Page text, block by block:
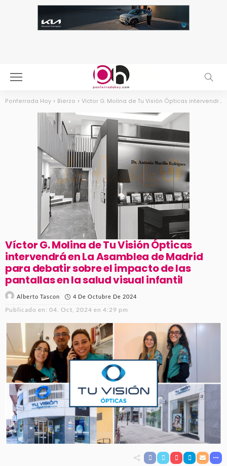
Ponferrada Hoy > Bierzo > Víctor G. Molina de Tu Visión Ópticas intervendrá en La Asamblea de Madrid para debatir sobre el impacto de las pantallas en la salud visual infantil
Víctor G. Molina de Tu Visión Ópticas
intervendrá en La Asamblea de Madrid
para debatir sobre el impacto de las
pantallas en la salud visual infantil
Alberto Tascon 4 De Octubre De 2024
Publicado en: 04. Oct, 2024 en 4:29 pm